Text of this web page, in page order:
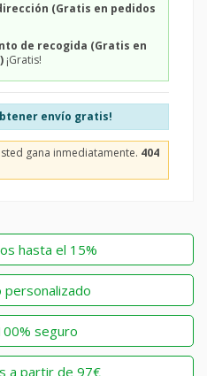
(Gratis en pedidos
de recogida (Gratis en
¡Gratis!
envío gratis!
gana inmediatamente. 404
hasta el 15%
personalizado
seguro
a partir de 97€